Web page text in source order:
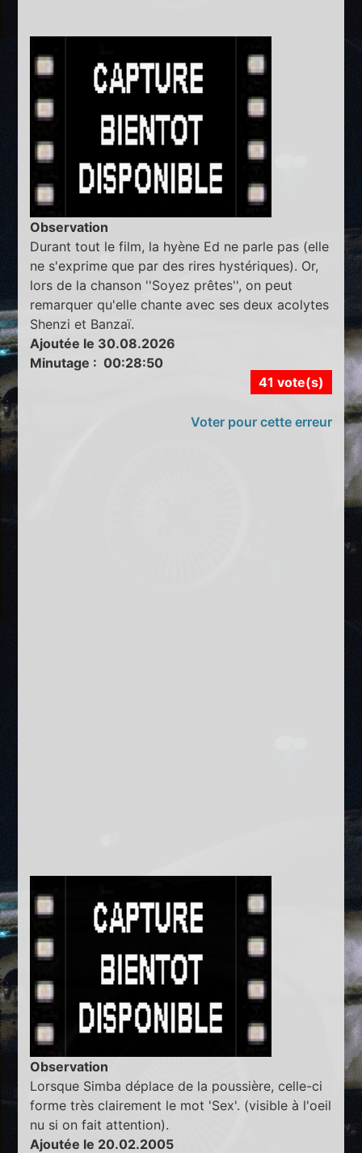
Observation
Durant tout le film, la hyène Ed ne parle pas (elle
ne s'exprime que par des rires hystériques). Or,
lors de la chanson ''Soyez prêtes'', on peut
remarquer qu'elle chante avec ses deux acolytes
Shenzi et Banzaï.
Ajoutée le 30.08.2026
Minutage : 00:28:50
41 vote(s)
Voter pour cette erreur
Observation
Lorsque Simba déplace de la poussière, celle-ci
forme très clairement le mot 'Sex'. (visible à l'oeil
nu si on fait attention).
Ajoutée le 20.02.2005